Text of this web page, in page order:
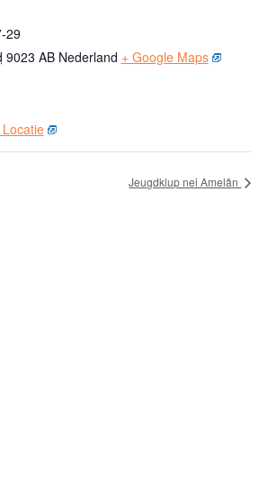
29
9023 AB Nederland + Google Maps
Jeugdklup nei Amelân